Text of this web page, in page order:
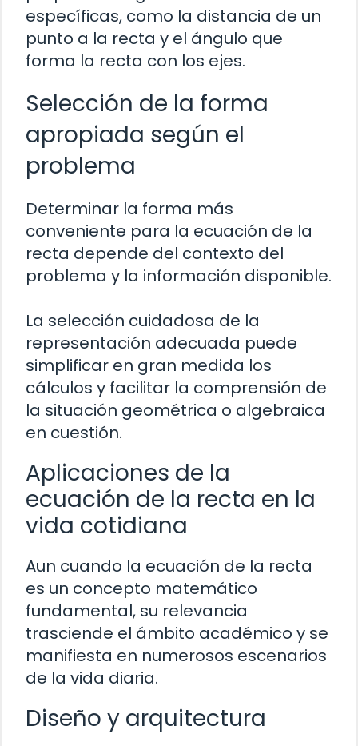
específicas, como la distancia de un
punto a la recta y el ángulo que
forma la recta con los ejes.
Selección de la forma
apropiada según el
problema
Determinar la forma más
conveniente para la ecuación de la
recta depende del contexto del
problema y la información disponible.
La selección cuidadosa de la
representación adecuada puede
simplificar en gran medida los
cálculos y facilitar la comprensión de
la situación geométrica o algebraica
en cuestión.
Aplicaciones de la
ecuación de la recta en la
vida cotidiana
Aun cuando la ecuación de la recta
es un concepto matemático
fundamental, su relevancia
trasciende el ámbito académico y se
manifiesta en numerosos escenarios
de la vida diaria.
Diseño y arquitectura